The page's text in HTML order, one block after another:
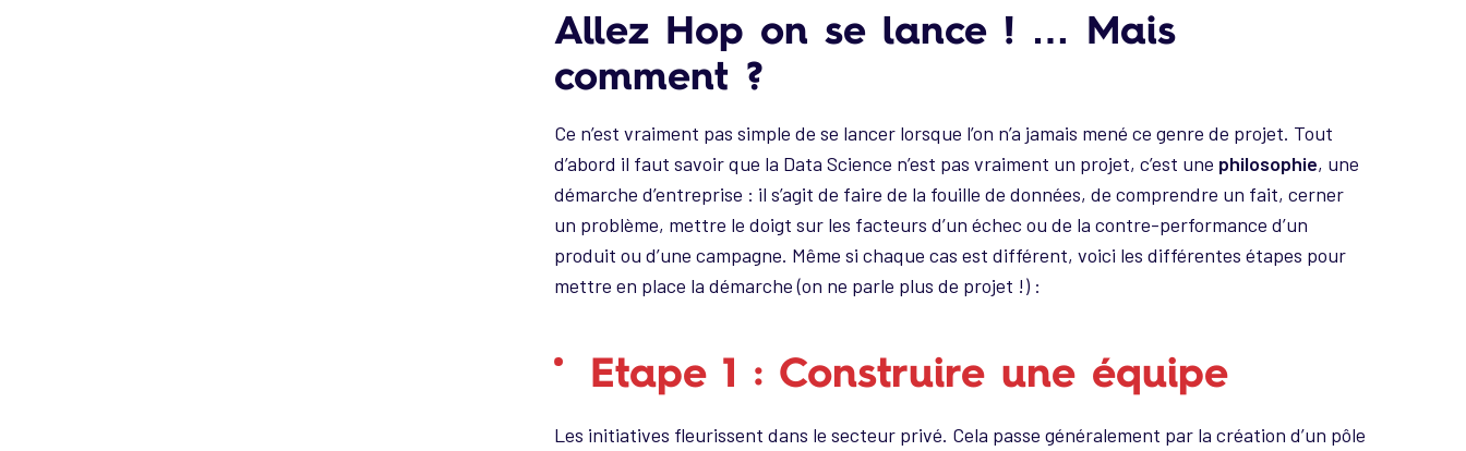
Allez Hop on se lance ! … Mais
comment ?
Ce n’est vraiment pas simple de se lancer lorsque l’on n’a jamais mené ce genre de projet. Tout
d’abord il faut savoir que la Data Science n’est pas vraiment un projet, c’est une philosophie, une
démarche d’entreprise : il s’agit de faire de la fouille de données, de comprendre un fait, cerner
un problème, mettre le doigt sur les facteurs d’un échec ou de la contre-performance d’un
produit ou d’une campagne. Même si chaque cas est différent, voici les différentes étapes pour
mettre en place la démarche (on ne parle plus de projet !) :
Etape 1 : Construire une équipe
Les initiatives fleurissent dans le secteur privé. Cela passe généralement par la création d’un pôle